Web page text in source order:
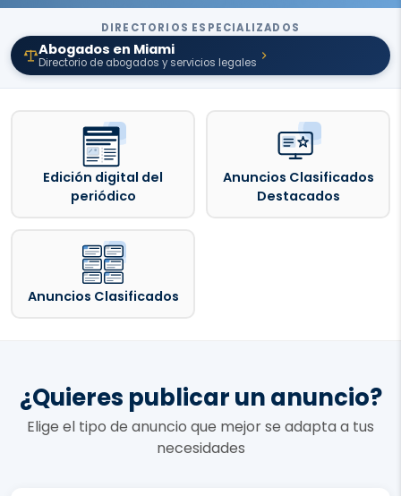
DIRECTORIOS ESPECIALIZADOS
Abogados en Miami
Directorio de abogados y servicios legales
Edición digital del
periódico
Anuncios Clasificados
Destacados
Anuncios Clasificados
¿Quieres publicar un anuncio?
Elige el tipo de anuncio que mejor se adapta a tus
necesidades